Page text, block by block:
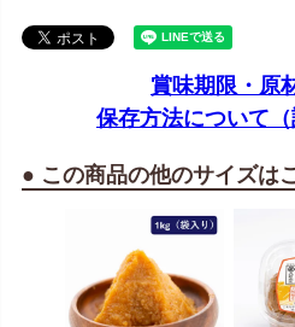
賞味期限・原
保存方法について（
● この商品の他のサイズは